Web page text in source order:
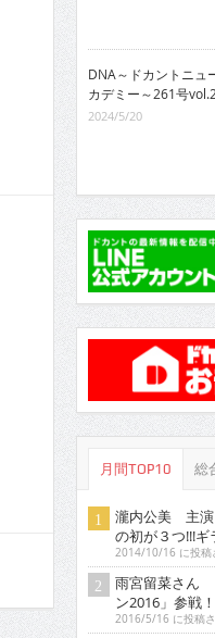
DNA～ドカントニュ
カデミー～261号vol.2
2024/5/20
月間TOP10 総
瀧内公美 主演
の初が３つ!!!ギ
2014/10/16 に投稿
雨宮留菜さん
ン2016」参戦
2016/5/16 に投稿